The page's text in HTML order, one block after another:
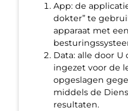
App: de
dokter” te
apparaat met
Data: alle door U
ingezet voor de
opgeslagen
middels de
resultaten.